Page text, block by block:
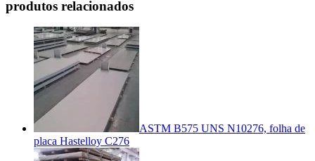
produtos relacionados
ASTM B575 UNS N10276, folha de
placa Hastelloy C276